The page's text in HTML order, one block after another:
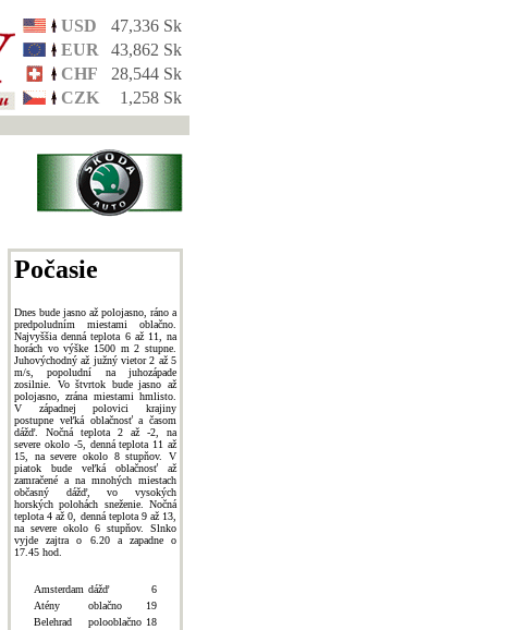
USD
47,336 Sk
EUR
43,862 Sk
CHF
28,544 Sk
CZK
1,258 Sk
Počasie
Dnes bude jasno až polojasno, ráno a
predpoludním miestami oblačno.
Najvyššia denná teplota 6 až 11, na
horách vo výške 1500 m 2 stupne.
Juhovýchodný až južný vietor 2 až 5
m/s, popoludní na juhozápade
zosilnie. Vo štvrtok bude jasno až
polojasno, zrána miestami hmlisto.
V západnej polovici krajiny
postupne veľká oblačnosť a časom
dážď. Nočná teplota 2 až -2, na
severe okolo -5, denná teplota 11 až
15, na severe okolo 8 stupňov. V
piatok bude veľká oblačnosť až
zamračené a na mnohých miestach
občasný dážď, vo vysokých
horských polohách sneženie. Nočná
teplota 4 až 0, denná teplota 9 až 13,
na severe okolo 6 stupňov. Slnko
vyjde zajtra o 6.20 a zapadne o
17.45 hod.
Amsterdam dážď
6
Atény
oblačno
19
Belehrad
polooblačno 18